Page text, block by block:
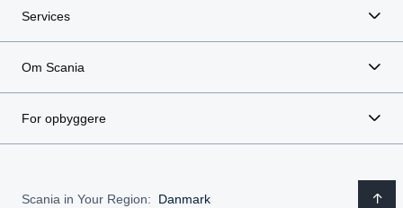
Services
Om Scania
For opbyggere
Scania in Your Region: Danmark